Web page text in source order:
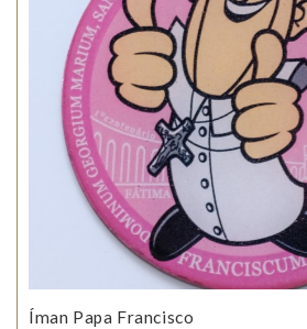
Íman Papa Francisco